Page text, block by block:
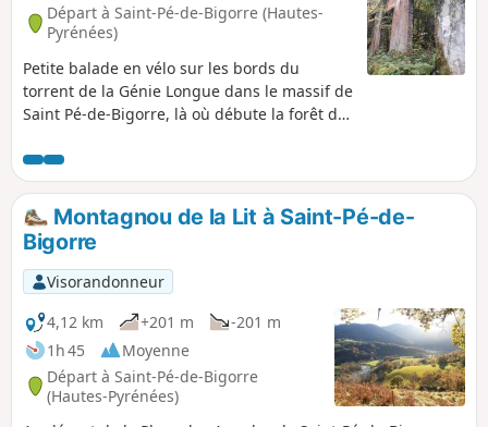
Départ à Saint-Pé-de-Bigorre (Hautes-
Pyrénées)
Petite balade en vélo sur les bords du
torrent de la Génie Longue dans le massif de
Saint Pé-de-Bigorre, là où débute la forêt du
bigourdan). On découvre un ensemble de
bâtiments, complètement envahis par la
végétation luxuriante, qui ne voient que très
peu le soleil. Cette forêt très mystérieuse et
ces bâtiments abandonnés de l'industrie
marbrière du début du XXème siècle nous
font pénétrer dans le pays des génies...
Montagnou de la Lit à Saint-Pé-de-
Bigorre
Visorandonneur
4,12 km
+201 m
-201 m
1h 45
Moyenne
Départ à Saint-Pé-de-Bigorre
(Hautes-Pyrénées)